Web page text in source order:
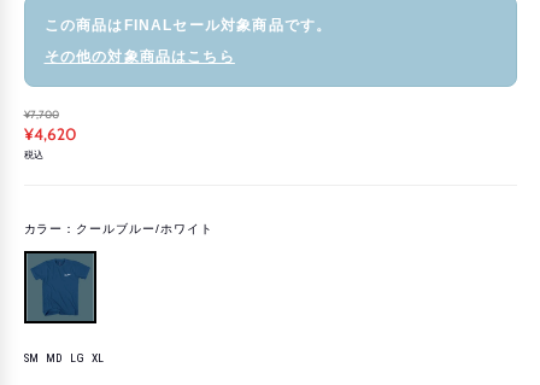
この商品はFINALセール対象商品です。
その他の対象商品はこちら
¥7,700
¥4,620
税込
カラー： クールブルー/ホワイト
サ
SM
SM MD LG XL